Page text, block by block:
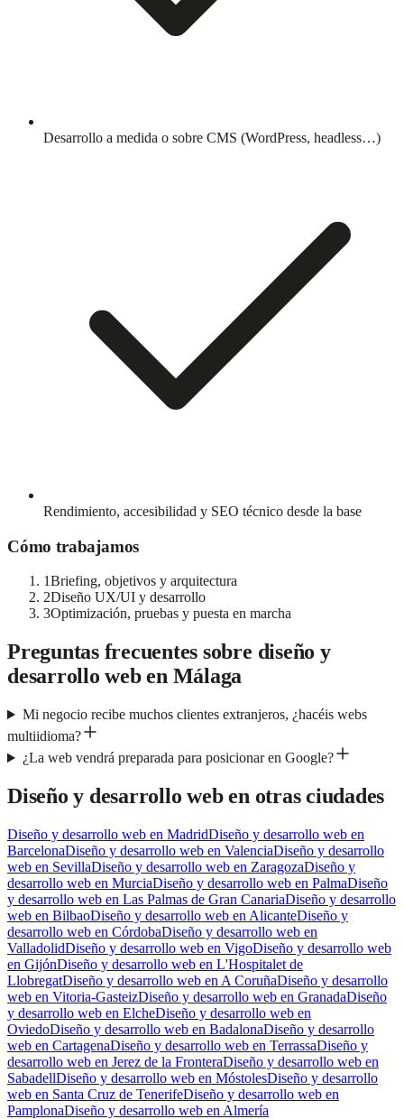
Desarrollo a medida o sobre CMS (WordPress, headless…)
Rendimiento, accesibilidad y SEO técnico desde la base
Cómo trabajamos
1Briefing, objetivos y arquitectura
2Diseño UX/UI y desarrollo
3Optimización, pruebas y puesta en marcha
Preguntas frecuentes sobre diseño y
desarrollo weben Málaga
Mi negocio recibe muchos clientes extranjeros, ¿hacéis webs
multiidioma?
¿La web vendrá preparada para posicionar en Google?
Diseño y desarrollo weben otras ciudades
Diseño y desarrollo web en MadridDiseño y desarrollo web en
BarcelonaDiseño y desarrollo web en ValenciaDiseño y desarrollo
web en SevillaDiseño y desarrollo web en ZaragozaDiseño y
desarrollo web en MurciaDiseño y desarrollo web en PalmaDiseño
y desarrollo web en Las Palmas de Gran CanariaDiseño y desarrollo
web en BilbaoDiseño y desarrollo web en AlicanteDiseño y
desarrollo web en CórdobaDiseño y desarrollo web en
ValladolidDiseño y desarrollo web en VigoDiseño y desarrollo web
en GijónDiseño y desarrollo web en L'Hospitalet de
LlobregatDiseño y desarrollo web en A CoruñaDiseño y desarrollo
web en Vitoria-GasteizDiseño y desarrollo web en GranadaDiseño
y desarrollo web en ElcheDiseño y desarrollo web en
OviedoDiseño y desarrollo web en BadalonaDiseño y desarrollo
web en CartagenaDiseño y desarrollo web en TerrassaDiseño y
desarrollo web en Jerez de la FronteraDiseño y desarrollo web en
SabadellDiseño y desarrollo web en MóstolesDiseño y desarrollo
web en Santa Cruz de TenerifeDiseño y desarrollo web en
PamplonaDiseño y desarrollo web en Almería